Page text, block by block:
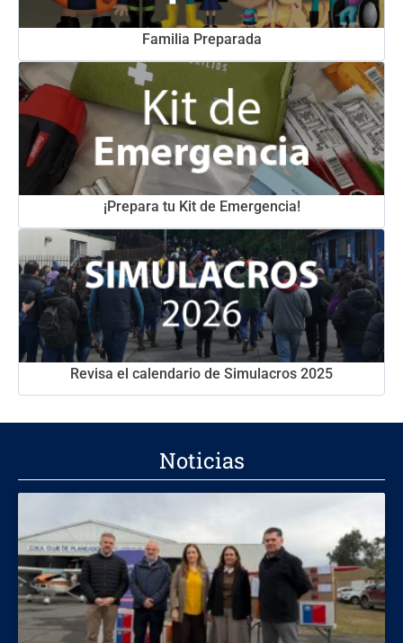
Familia Preparada
¡Prepara tu Kit de Emergencia!
Revisa el calendario de Simulacros 2025
Noticias